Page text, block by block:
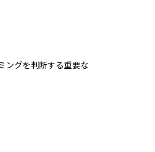
ングを判断する重要な